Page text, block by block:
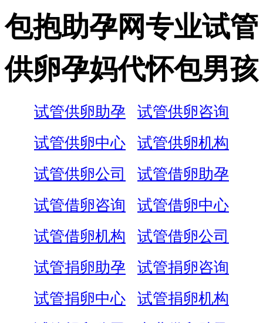
包抱助孕网专业试管
供卵孕妈代怀包男孩
试管供卵助孕
试管供卵咨询
试管供卵中心
试管供卵机构
试管供卵公司
试管借卵助孕
试管借卵咨询
试管借卵中心
试管借卵机构
试管借卵公司
试管捐卵助孕
试管捐卵咨询
试管捐卵中心
试管捐卵机构